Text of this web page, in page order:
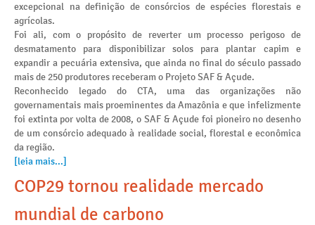
excepcional na definição de consórcios de espécies florestais e
agrícolas.
Foi ali, com o propósito de reverter um processo perigoso de
desmatamento para disponibilizar solos para plantar capim e
expandir a pecuária extensiva, que ainda no final do século passado
mais de 250 produtores receberam o Projeto SAF & Açude.
Reconhecido legado do CTA, uma das organizações não
governamentais mais proeminentes da Amazônia e que infelizmente
foi extinta por volta de 2008, o SAF & Açude foi pioneiro no desenho
de um consórcio adequado à realidade social, florestal e econômica
da região.
[leia mais...]
COP29 tornou realidade mercado
mundial de carbono